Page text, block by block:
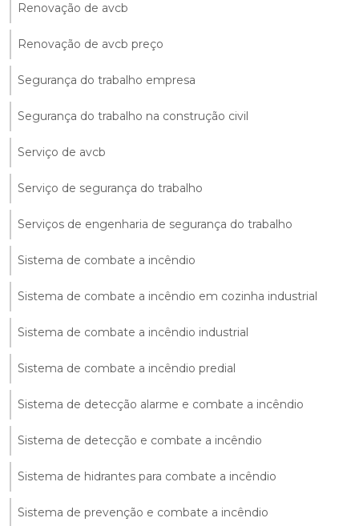
Renovação de avcb
Renovação de avcb preço
Segurança do trabalho empresa
Segurança do trabalho na construção civil
Serviço de avcb
Serviço de segurança do trabalho
Serviços de engenharia de segurança do trabalho
Sistema de combate a incêndio
Sistema de combate a incêndio em cozinha industrial
Sistema de combate a incêndio industrial
Sistema de combate a incêndio predial
Sistema de detecção alarme e combate a incêndio
Sistema de detecção e combate a incêndio
Sistema de hidrantes para combate a incêndio
Sistema de prevenção e combate a incêndio